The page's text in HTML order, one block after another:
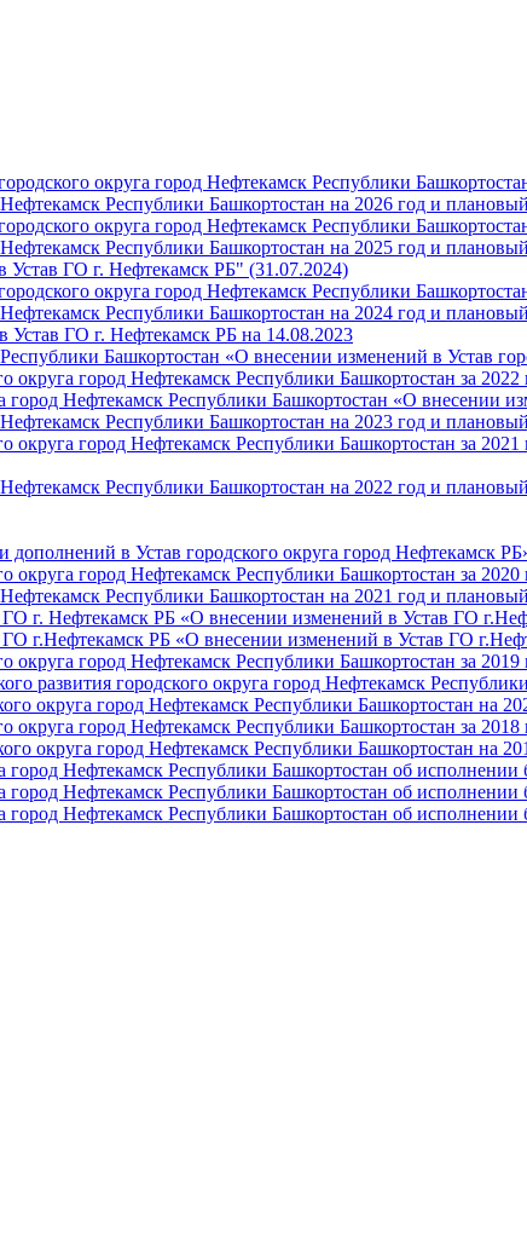
округа город Нефтекамск Республики
Республики Башкортостан на 2026 год и
округа город Нефтекамск Республики
Республики Башкортостан на 2025 год и
ГО г. Нефтекамск РБ" (31.07.2024)
округа город Нефтекамск Республики
Республики Башкортостан на 2024 год и
ГО г. Нефтекамск РБ на 14.08.2023
Башкортостан «О внесении изменений в Устав
город Нефтекамск Республики Башкортостан за 2022
Нефтекамск Республики Башкортостан «О внесении
Республики Башкортостан на 2023 год и
город Нефтекамск Республики Башкортостан за 2021
Республики Башкортостан на 2022 год и
в Устав городского округа город Нефтекамск
город Нефтекамск Республики Башкортостан за 2020
Республики Башкортостан на 2021 год и
г. Нефтекамск РБ «О внесении изменений в Устав ГО
г.Нефтекамск РБ «О внесении изменений в Устав ГО
город Нефтекамск Республики Башкортостан за 2019
развития городского округа город Нефтекамск
округа город Нефтекамск Республики Башкортостан на
город Нефтекамск Республики Башкортостан за 2018
округа город Нефтекамск Республики Башкортостан на
Нефтекамск Республики Башкортостан об исполнении
Нефтекамск Республики Башкортостан об исполнении
Нефтекамск Республики Башкортостан об исполнении